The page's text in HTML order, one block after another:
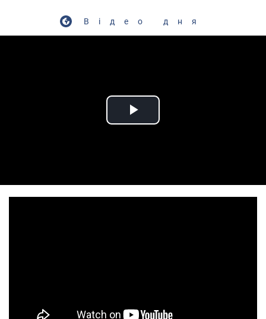
Відео дня
Play Video